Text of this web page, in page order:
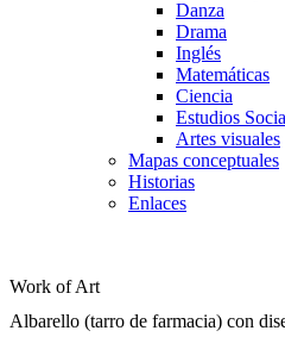
Danza
Drama
Inglés
Matemáticas
Ciencia
Estudios
Artes visuales
Mapas conceptuales
Historias
Enlaces
Work of Art
Albarello (tarro de farmacia) con